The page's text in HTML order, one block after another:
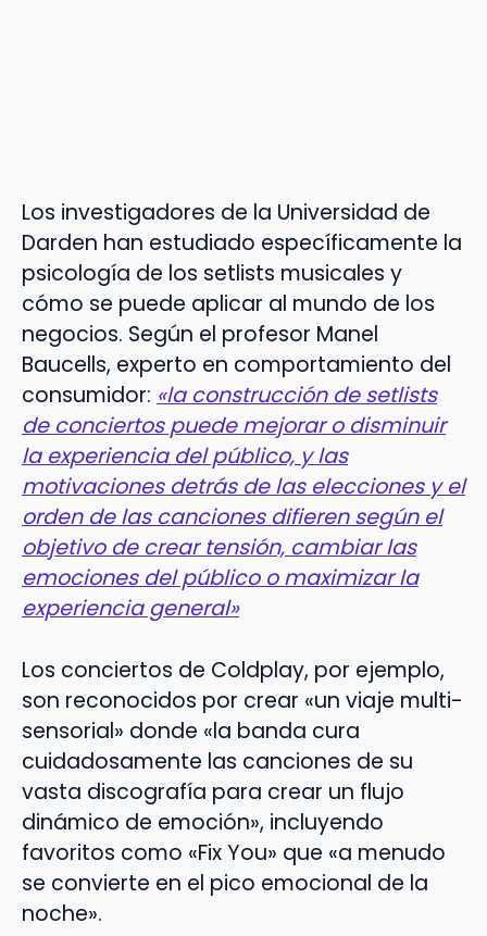
Los investigadores de la Universidad de
Darden han estudiado específicamente la
psicología de los setlists musicales y
cómo se puede aplicar al mundo de los
negocios. Según el profesor Manel
Baucells, experto en comportamiento del
consumidor: «la construcción de setlists
de conciertos puede mejorar o disminuir
la experiencia del público, y las
motivaciones detrás de las elecciones y el
orden de las canciones difieren según el
objetivo de crear tensión, cambiar las
emociones del público o maximizar la
experiencia general»
Los conciertos de Coldplay, por ejemplo,
son reconocidos por crear «un viaje multi-
sensorial» donde «la banda cura
cuidadosamente las canciones de su
vasta discografía para crear un flujo
dinámico de emoción», incluyendo
favoritos como «Fix You» que «a menudo
se convierte en el pico emocional de la
noche».